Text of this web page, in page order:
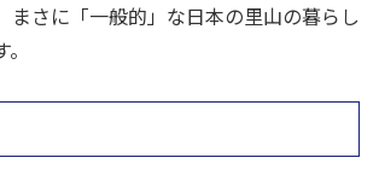
まさに「一般的」な日本の里山の暮らし